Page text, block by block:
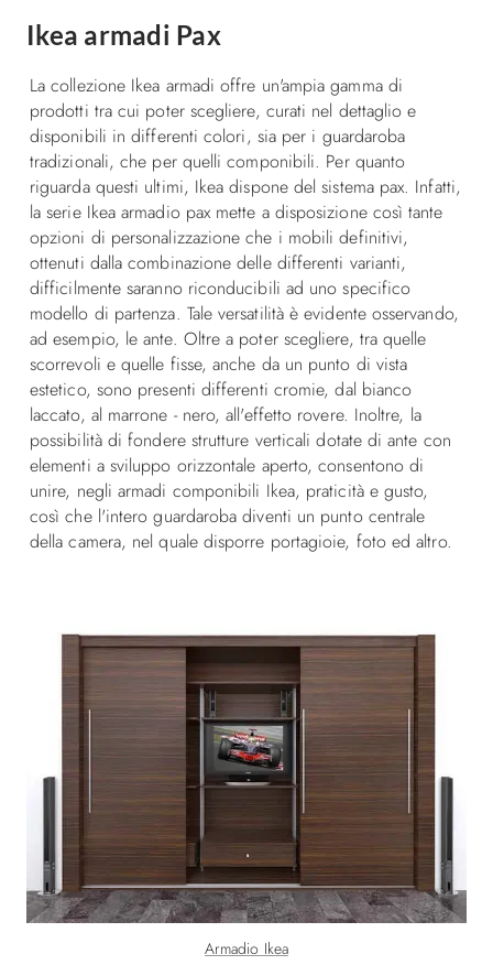
Ikea armadi Pax
La collezione Ikea armadi offre un'ampia gamma di
prodotti tra cui poter scegliere, curati nel dettaglio e
disponibili in differenti colori, sia per i guardaroba
tradizionali, che per quelli componibili. Per quanto
riguarda questi ultimi, Ikea dispone del sistema pax. Infatti,
la serie Ikea armadio pax mette a disposizione così tante
opzioni di personalizzazione che i mobili definitivi,
ottenuti dalla combinazione delle differenti varianti,
difficilmente saranno riconducibili ad uno specifico
modello di partenza. Tale versatilità è evidente osservando,
ad esempio, le ante. Oltre a poter scegliere, tra quelle
scorrevoli e quelle fisse, anche da un punto di vista
estetico, sono presenti differenti cromie, dal bianco
laccato, al marrone - nero, all'effetto rovere. Inoltre, la
possibilità di fondere strutture verticali dotate di ante con
elementi a sviluppo orizzontale aperto, consentono di
unire, negli armadi componibili Ikea, praticità e gusto,
così che l'intero guardaroba diventi un punto centrale
della camera, nel quale disporre portagioie, foto ed altro.
Armadio Ikea